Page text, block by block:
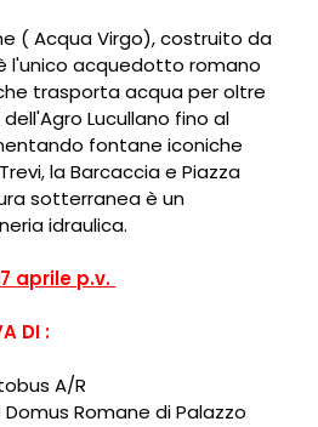
( Acqua Virgo), costruito da
l'unico acquedotto romano
trasporta acqua per oltre
Lucullano fino al
fontane iconiche
la Barcaccia e Piazza
sotterranea è un
idraulica.
aprile p.v.
DI :
A/R
Romane di Palazzo